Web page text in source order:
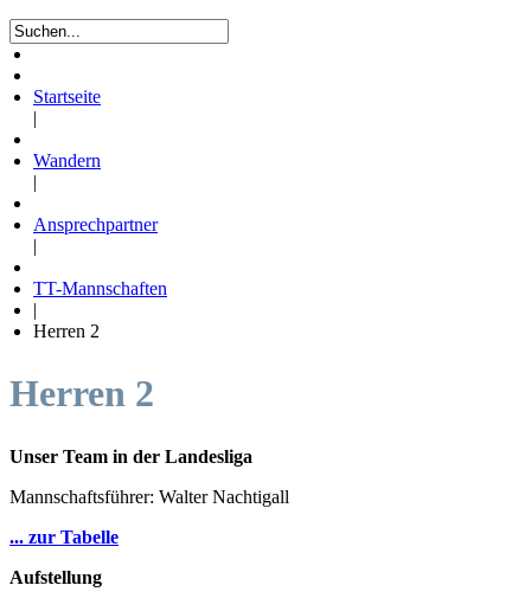
Startseite
|
Wandern
|
Ansprechpartner
|
TT-Mannschaften
|
Herren 2
Herren 2
Unser Team in der Landesliga
Mannschaftsführer: Walter Nachtigall
... zur Tabelle
Aufstellung